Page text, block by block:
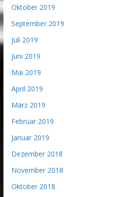
Oktober 2019
September 2019
Juli 2019
Juni 2019
Mai 2019
April 2019
März 2019
Februar 2019
Januar 2019
Dezember 2018
November 2018
Oktober 2018